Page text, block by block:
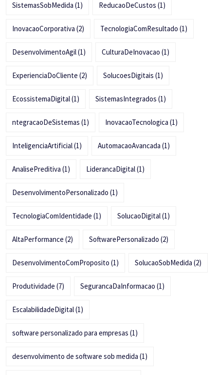
SistemasSobMedida (1) ReducaoDeCustos (1)
InovacaoCorporativa (2) TecnologiaComResultado (1)
DesenvolvimentoAgil(1) CulturaDeInovacao (1)
ExperienciaDoCliente (2) SolucoesDigitais (1)
EcossistemaDigital(1) SistemasIntegrados (1)
ntegracaoDeSistemas (1) InovacaoTecnologica (1)
InteligenciaArtificial(1) AutomacaoAvancada (1)
AnalisePreditiva (1) LiderancaDigital(1)
DesenvolvimentoPersonalizado (1)
TecnologiaComIdentidade (1) SolucaoDigital(1)
AltaPerformance (2) SoftwarePersonalizado (2)
DesenvolvimentoComProposito (1) SolucaoSobMedida (2)
Produtividade (7) SegurancaDaInformacao (1)
EscalabilidadeDigital(1)
software personalizado para empresas (1)
desenvolvimento de software sob medida (1)